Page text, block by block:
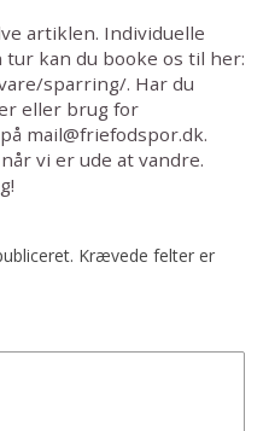
artiklen. Individuelle
kan du booke os til her:
sparring/. Har du
eller brug for
mail@friefodspor.dk.
vi er ude at vandre.
Krævede felter er